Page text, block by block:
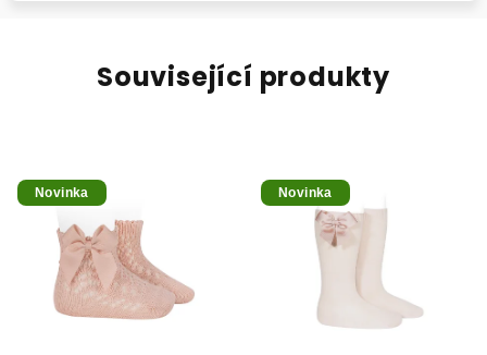
Související produkty
Novinka Novinka